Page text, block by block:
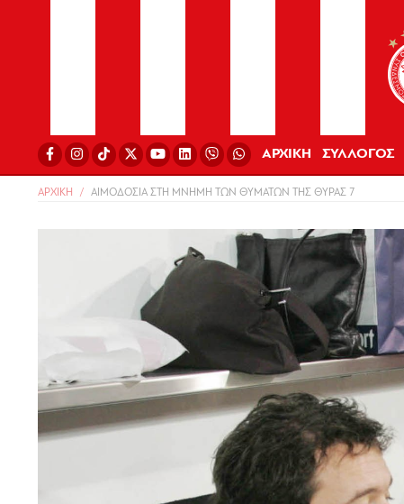
ΑΡΧΙΚΗ ΣΥΛΛΟΓΟΣ
ΑΡΧΙΚΗ ΑΙΜΟΔΟΣΙΑ ΣΤΗ ΜΝΗΜΗ ΤΩΝ ΘΥΜΑΤΩΝ ΤΗΣ ΘΥΡΑΣ 7